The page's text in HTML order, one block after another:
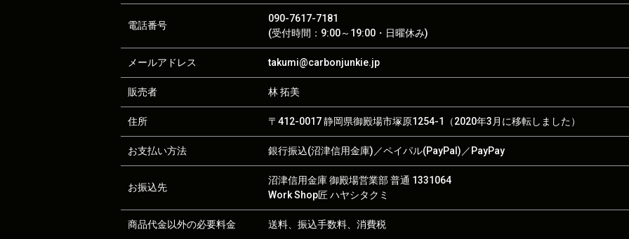
電話番号
090-7617-7181
(受付時間：9:00～19:00・日曜休み)
メールアドレス takumi@carbonjunkie.jp
販売者 林 拓美
住所 〒412-0017 静岡県御殿場市塚原1254-1（2020年3月に移転しました）
お支払い方法 銀行振込(沼津信用金庫)／ペイパル(PayPal)／PayPay
お振込先
沼津信用金庫 御殿場営業部 普通 1331064
Work Shop匠 ハヤシタクミ
商品代金以外の必要料金 送料、振込手数料、消費税